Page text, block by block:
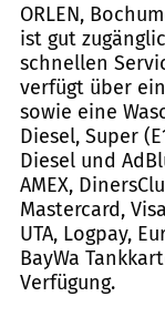
ORLEN,
ist gut
schnellen
verfügt über
sowie eine
Diesel, Super
Diesel und
AMEX,
Mastercard,
UTA, Logpay,
BayWa
Verfügung.